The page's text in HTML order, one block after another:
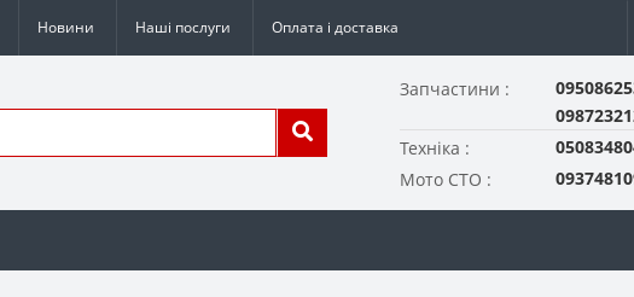
Новини Наші послуги Оплата і доставка
Запчастини :
Техніка :
Мото СТО :